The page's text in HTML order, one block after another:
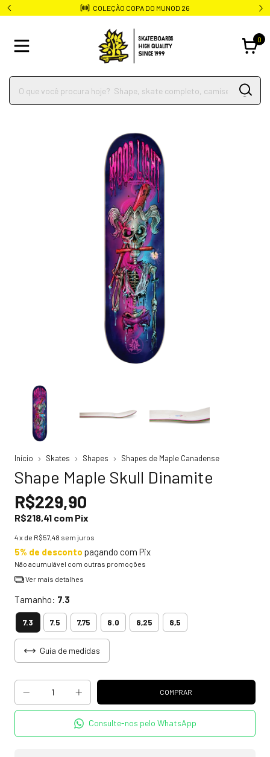
COLEÇÃO COPA DO MUNOD 26
0
Início Skates Shapes Shapes de Maple Canadense
Shape Maple Skull Dinamite
R$229,90
R$218,41 com Pix
4x de R$57,48 sem juros
5% de desconto pagando com Pix
Não acumulável com outras promoções
Ver mais detalhes
Tamanho: 7.3
7.3 7.5 7,75 8.0 8,25 8,5
Guia de medidas
Consulte-nos pelo WhatsApp